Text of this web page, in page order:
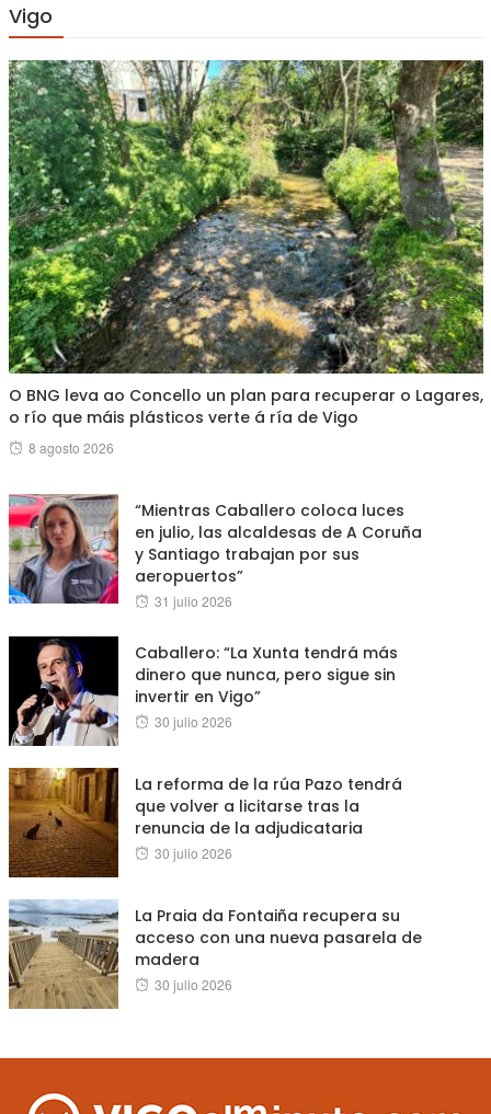
Vigo
O BNG leva ao Concello un plan para recuperar o Lagares,
o río que máis plásticos verte á ría de Vigo
Posted
8 agosto 2026
“Mientras Caballero coloca luces
en julio, las alcaldesas de A Coruña
y Santiago trabajan por sus
aeropuertos”
Posted
31 julio 2026
Caballero: “La Xunta tendrá más
dinero que nunca, pero sigue sin
invertir en Vigo”
Posted
30 julio 2026
La reforma de la rúa Pazo tendrá
que volver a licitarse tras la
renuncia de la adjudicataria
Posted
30 julio 2026
La Praia da Fontaiña recupera su
acceso con una nueva pasarela de
madera
Posted
30 julio 2026